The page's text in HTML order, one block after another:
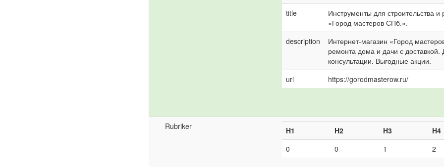
title
Инструменты для строительства
«Город мастеров СПб.».
description
Интернет-магазин «Город
ремонта дома и дачи с
консультации. Выгодные акции.
url
https://gorodmasterow.ru/
Rubriker H1 H2 H3 H4
0
0 1 2